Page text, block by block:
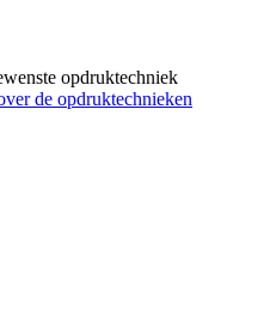
opdruktechniek
de opdruktechnieken